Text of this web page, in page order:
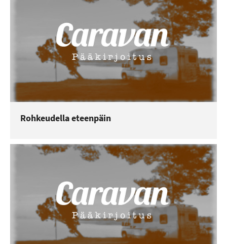
Rohkeudella eteenpäin